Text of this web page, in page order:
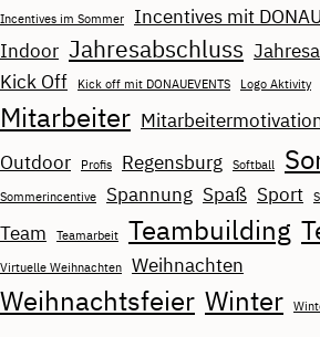
Incentives im Sommer
Incentives mit
Indoor Jahresabschluss
Kick Off
Kick off mit DONAUEVENTS Logo Aktivity
Mitarbeiter
Outdoor Profis Regensburg Softball
Sommerincentive Spannung Spaß Sport
Team Teamarbeit Teambuilding
Virtuelle Weihnachten Weihnachten
Weihnachtsfeier Winter